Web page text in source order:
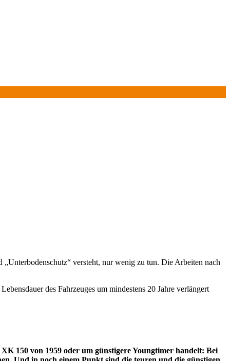
versteht, nur wenig zu tun. Die Arbeiten nach
des Fahrzeuges um mindestens 20 Jahre verlängert
150 von 1959 oder um günstigere Youngtimer handelt: Bei